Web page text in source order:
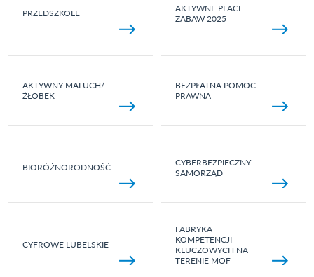
PRZEDSZKOLE
AKTYWNE PLACE
ZABAW 2025
AKTYWNY MALUCH/
ŻŁOBEK
BEZPŁATNA POMOC
PRAWNA
BIORÓŻNORODNOŚĆ
CYBERBEZPIECZNY
SAMORZĄD
CYFROWE LUBELSKIE
FABRYKA
KOMPETENCJI
KLUCZOWYCH NA
TERENIE MOF